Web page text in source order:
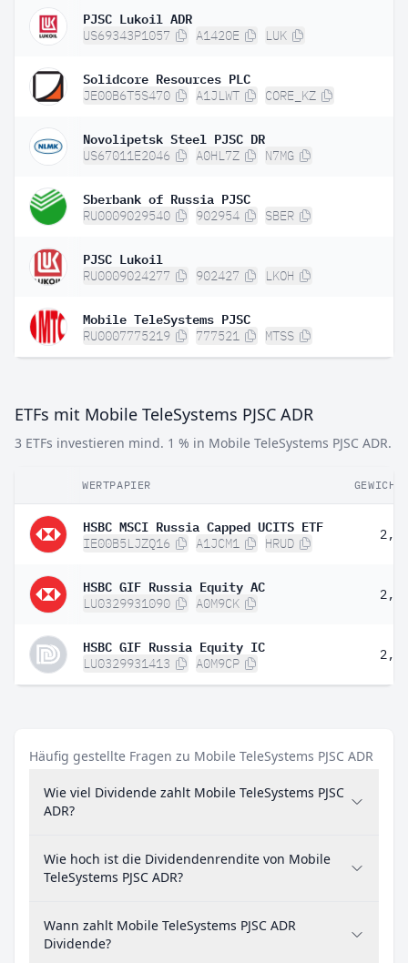
PJSC Lukoil ADR
US69343P1057 A1420E LUK
Solidcore Resources PLC
JE00B6T5S470 A1JLWT CORE_KZ
Novolipetsk Steel PJSC DR
US67011E2046 A0HL7Z N7MG
Sberbank of Russia PJSC
RU0009029540 902954 SBER
PJSC Lukoil
RU0009024277 902427 LKOH
Mobile TeleSystems PJSC
RU0007775219 777521 MTSS
ETFs mit Mobile TeleSystems PJSC ADR
3 ETFs investieren mind. 1 % in Mobile TeleSystems PJSC ADR.
WERTPAPIER GEWICHT
HSBC MSCI Russia Capped UCITS ETF
IE00B5LJZQ16 A1JCM1 HRUD
HSBC GIF Russia Equity AC
LU0329931090 A0M9CK
HSBC GIF Russia Equity IC
LU0329931413 A0M9CP
Häufig gestellte Fragen zu Mobile TeleSystems PJSC ADR
Wie viel Dividende zahlt Mobile TeleSystems PJSC
ADR?
Wie hoch ist die Dividendenrendite von Mobile
TeleSystems PJSC ADR?
Wann zahlt Mobile TeleSystems PJSC ADR
Dividende?